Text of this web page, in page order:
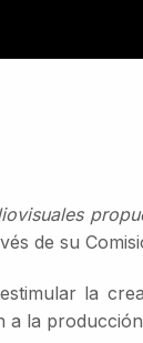
de su
la
a la